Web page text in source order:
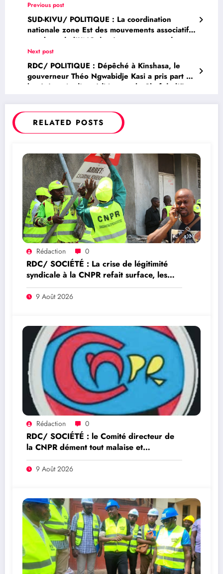
Previous post
SUD-KIVU/ POLITIQUE : La coordination
nationale zone Est des mouvements associatifs
membres de l’UNC de réserver un grand
acceuil à SE Aimé Boji Sangara à Bukavu (
Communiqué)
Next post
RDC/ POLITIQUE : Dépêché à Kinshasa, le
gouverneur Théo Ngwabidje Kasi a pris part à
la cérémonie d’expédition par le Chef de l’Etat
équitable de la RDC vers les Emirats Arabes
Unis
RELATED POSTS
Rédaction 0
RDC/ SOCIÉTÉ : La crise de légitimité
syndicale à la CNPR refait surface, les
comités de base réclament de nouvelles
élections
9 Août 2026
Rédaction 0
RDC/ SOCIÉTÉ : le Comité directeur de
la CNPR dément tout malaise et
s’explique sur la crise autour de la
délégation syndicale
9 Août 2026